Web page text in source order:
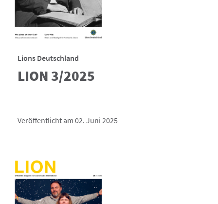
Lions Deutschland
LION 3/2025
Veröffentlicht am 02. Juni 2025